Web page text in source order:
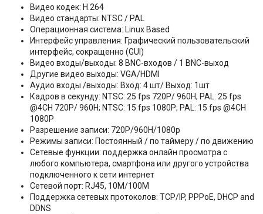
Видео кодек: H.264
Видео стандарты: NTSC / PAL
Операционная система: Linux Based
Интерфейс управления: Графический пользовательский
интерфейс, сокращенно (GUI)
Видео входы/выходы: 8 BNC-входов / 1 BNC-выход
Другие видео выходы: VGA/HDMI
Аудио входы /выходы: Вход: 4 шт/ Выход: 1шт
Кадров в секунду: NTSC: 25 fps 720P/ 960H; PAL: 25 fps
@4CH 720P/ 960H; NTSC: 15 fps 1080P; PAL: 15 fps @4CH
1080P
Разрешение записи: 720P/960H/1080p
Режимы записи: Постоянный / по таймеру / по движению
Сетевые функции: поддержка онлайн просмотра с
любого компьютера, смартфона или другого устройства
подключенного к сети интернет
Сетевой порт: RJ45, 10M/100M
Поддержка сетевых протоколов: TCP/IP, PPPoE, DHCP and
DDNS